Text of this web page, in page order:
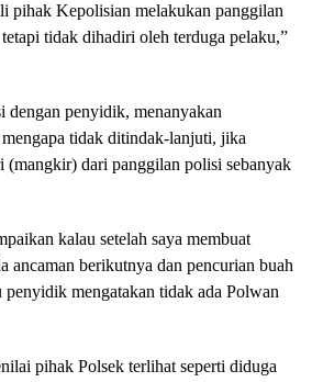
pihak Kepolisian melakukan panggilan
tidak dihadiri oleh terduga pelaku,”
dengan penyidik, menanyakan
tidak ditindak-lanjuti, jika
(mangkir) dari panggilan polisi sebanyak
kalau setelah saya membuat
ancaman berikutnya dan pencurian buah
penyidik mengatakan tidak ada Polwan
pihak Polsek terlihat seperti diduga